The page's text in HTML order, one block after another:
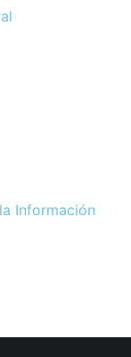
Información